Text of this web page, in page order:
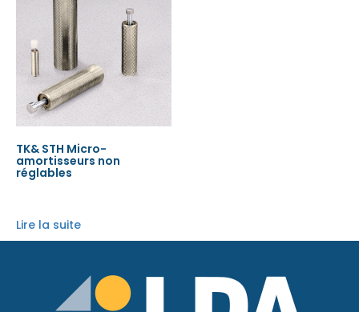
TK& STH Micro-
amortisseurs non
réglables
Lire la suite